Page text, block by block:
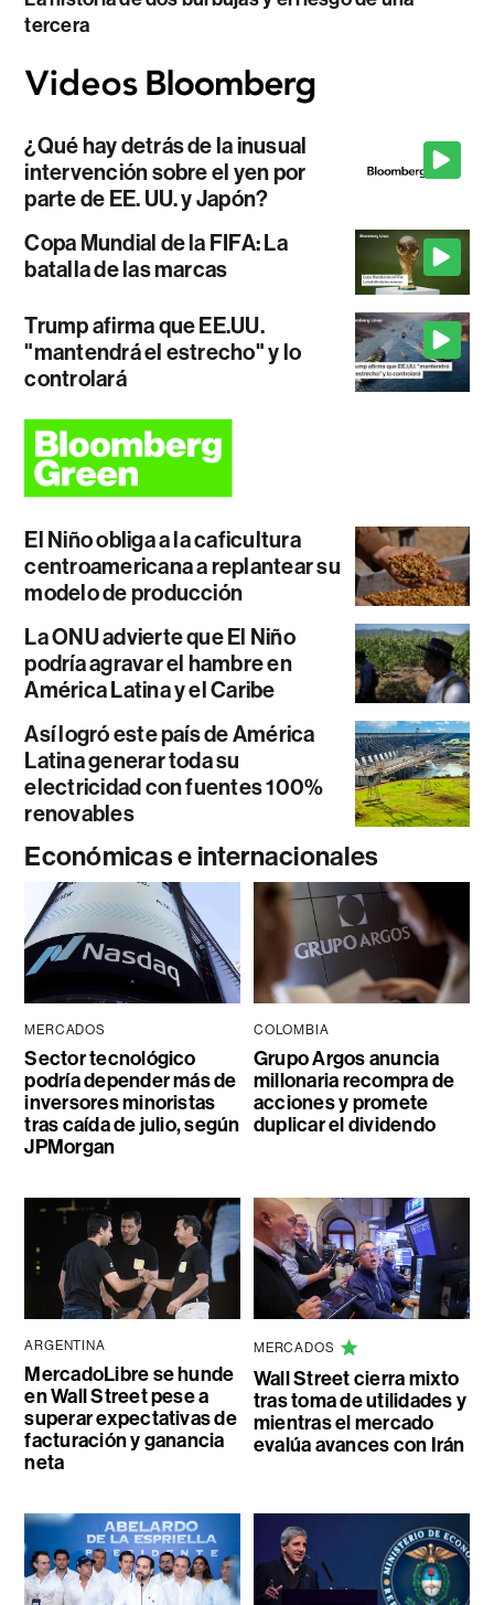
tercera
¿Qué hay detrás de la inusual
intervención sobre el yen por
parte de EE. UU. y Japón?
Copa Mundial de la FIFA: La
batalla de las marcas
Trump afirma que EE.UU.
"mantendrá el estrecho" y lo
controlará
El Niño obliga a la caficultura
centroamericana a replantear su
modelo de producción
La ONU advierte que El Niño
podría agravar el hambre en
América Latina y el Caribe
Así logró este país de América
Latina generar toda su
electricidad con fuentes 100%
renovables
Económicas e internacionales
MERCADOS
Sector tecnológico
podría depender más de
inversores minoristas
tras caída de julio, según
JPMorgan
COLOMBIA
Grupo Argos anuncia
millonaria recompra de
acciones y promete
duplicar el dividendo
ARGENTINA
MercadoLibre se hunde
en Wall Street pese a
superar expectativas de
facturación y ganancia
neta
MERCADOS
Wall Street cierra mixto
tras toma de utilidades y
mientras el mercado
evalúa avances con Irán